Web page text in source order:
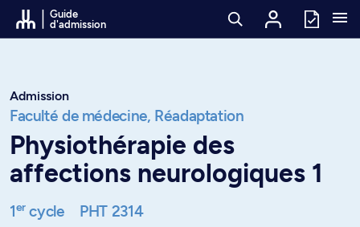
Passer au contenu
Guide
d'admission
Admission
Faculté de médecine, Réadaptation
Physiothérapie des
affections neurologiques 1
1ercycle PHT 2314